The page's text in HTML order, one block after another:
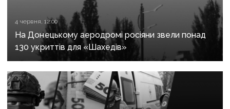
4 червня, 12:00
На Донецькому аеродромі росіяни звели понад
130 укриттів для «Шахедів»